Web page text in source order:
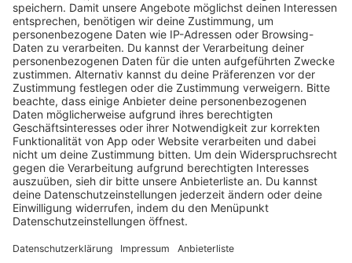
25.08.2023 Folge 174
#174 - TODESURSACHE - DIGITALE
ABLENKUNG
INFO
18.08.2023 Folge 173
#173 - TODESURSACHE -
ABWÄRTSSTRUDEL DER NEGATIVITÄT
INFO
11.08.2023 Folge 172
#172 - TODESURSACHE - KOMPLIZIERTE
BEZIEHUNG
04.08.2023